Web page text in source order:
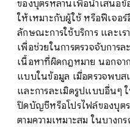
ของบุตรหลานเพื่อนำเสนอข้
ให้เหมาะกับผู้ใช้ หรือฟีเจอ
ลักษณะการใช้บริการ และเร
เพื่อช่วยในการตรวจจับการ
เนื้อหาที่ผิดกฎหมาย นอกจา
แบบในข้อมูล เมื่อตรวจพบ
และการละเมิดรูปแบบอื่นๆ
ปิดบัญชีหรือโปรไฟล์ของบุต
ตามความเหมาะสม ในบางก